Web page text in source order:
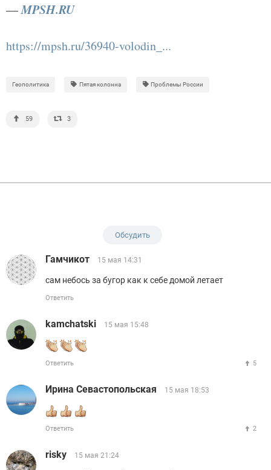
—MPSH.RU
https://mpsh.ru/36940-volodin_...
Геополитика Пятая колонна Проблемы России
59 3
Обсудить
Гамчикот 15 мая 14:31
сам небось за бугор как к себе домой летает
Ответить
kamchatski 15 мая 15:48
Ответить 5
Ирина Севастопольская 15 мая 18:53
Ответить 2
risky 15 мая 21:24